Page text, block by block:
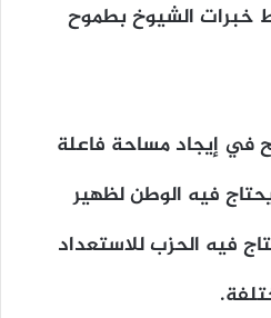
خبرات الشيوخ بطموح
في إيجاد مساحة فاعلة
فيه الوطن لظهير
فيه الحزب للاستعداد